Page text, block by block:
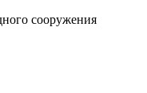
сооружения